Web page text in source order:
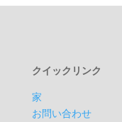
クイックリンク
家
お問い合わせ